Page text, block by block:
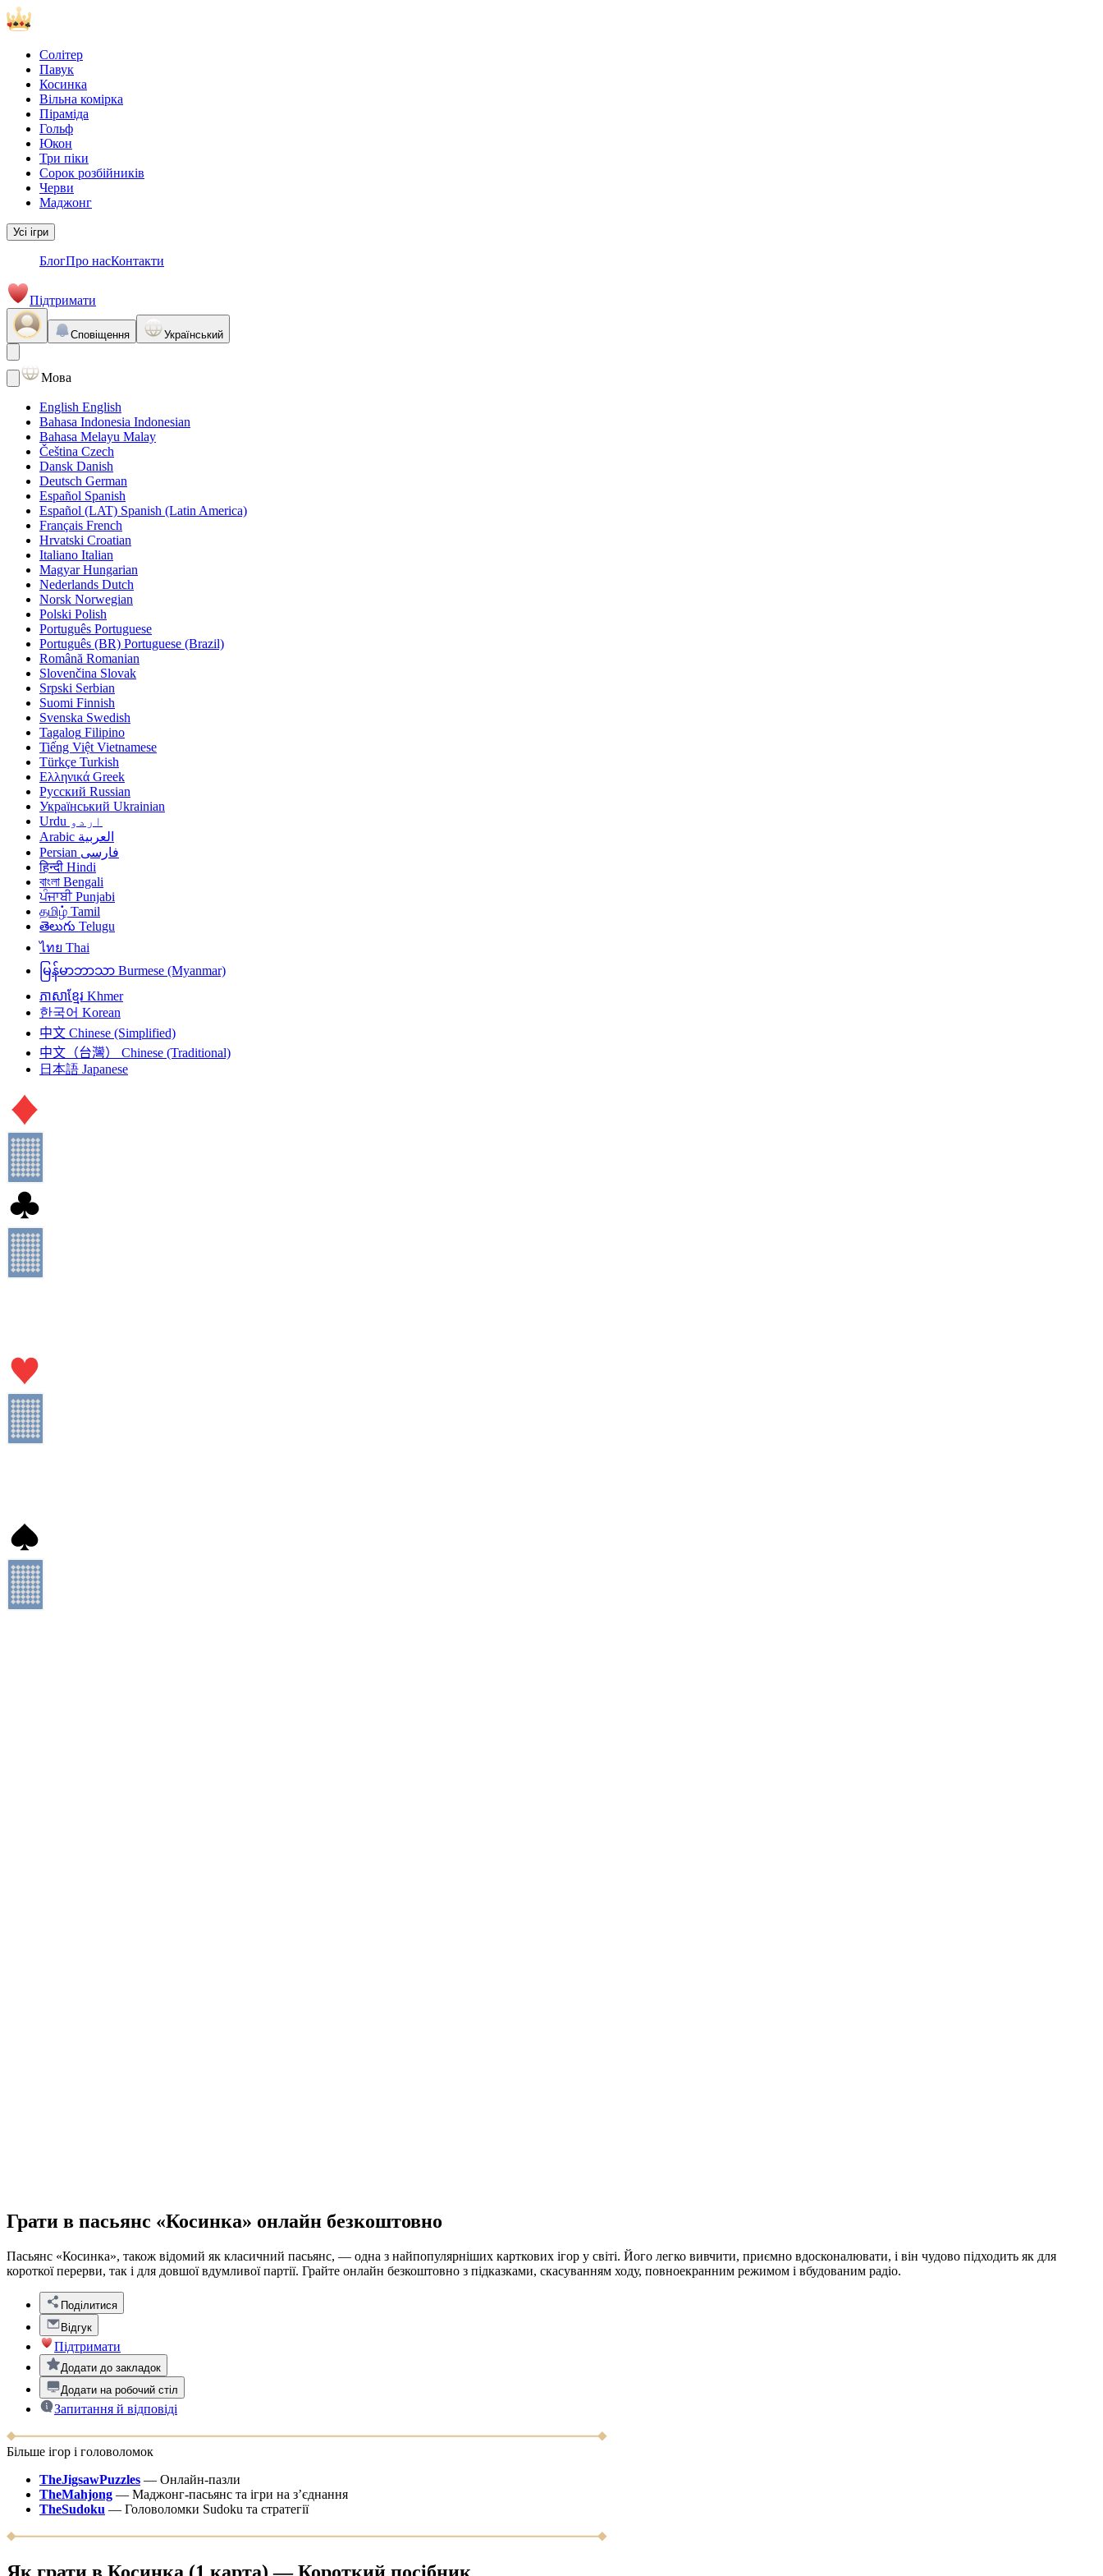
Солітер
Павук
Косинка
Вільна комірка
Піраміда
Гольф
Юкон
Три піки
Сорок розбійників
Черви
Маджонг
Усі ігри
БлогПро насКонтакти
Підтримати
Сповіщення Український
Мова
English English
Bahasa Indonesia Indonesian
Bahasa Melayu Malay
Čeština Czech
Dansk Danish
Deutsch German
Español Spanish
Español (LAT) Spanish (Latin America)
Français French
Hrvatski Croatian
Italiano Italian
Magyar Hungarian
Nederlands Dutch
Norsk Norwegian
Polski Polish
Português Portuguese
Português (BR) Portuguese (Brazil)
Română Romanian
Slovenčina Slovak
Srpski Serbian
Suomi Finnish
Svenska Swedish
Tagalog Filipino
Tiếng Việt Vietnamese
Türkçe Turkish
Ελληνικά Greek
Русский Russian
Український Ukrainian
اردو Urdu
العربية Arabic
فارسی Persian
हिन्दी Hindi
বাংলা Bengali
ਪੰਜਾਬੀ Punjabi
தமிழ் Tamil
తెలుగు Telugu
ไทย Thai
မြန်မာဘာသာ Burmese (Myanmar)
ភាសាខ្មែរ Khmer
한국어 Korean
中文 Chinese (Simplified)
中文（台灣）
Chinese (Traditional)
日本語 Japanese
Грати в пасьянс «Косинка» онлайн безкоштовно
Пасьянс «Косинка», також відомий як класичний пасьянс, — одна з найпопулярніших карткових ігор у світі. Його легко вивчити, приємно вдосконалювати, і він чудово підходить як для
короткої перерви, так і для довшої вдумливої партії. Грайте онлайн безкоштовно з підказками, скасуванням ходу, повноекранним режимом і вбудованим радіо.
Поділитися
Відгук
Підтримати
Додати до закладок
Додати на робочий стіл
Запитання й відповіді
Більше ігор і головоломок
TheJigsawPuzzles — Онлайн-пазли
TheMahjong — Маджонг-пасьянс та ігри на з’єднання
TheSudoku — Головоломки Sudoku та стратегії
Як грати в Косинка (1 карта) — Короткий посібник